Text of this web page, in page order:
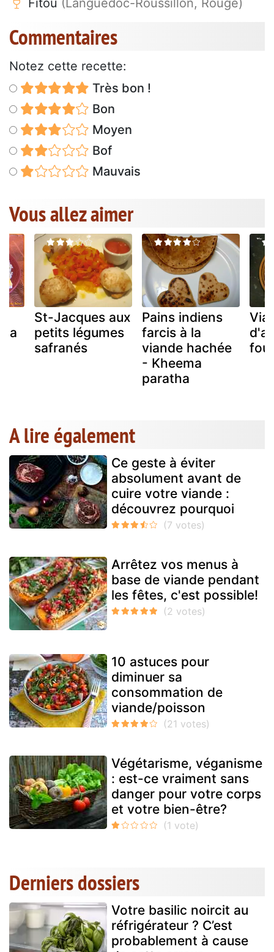
Fitou (Languedoc-Roussillon, Rouge)
Commentaires
Notez cette recette:
Très bon !
Bon
Moyen
Bof
Mauvais
Vous allez aimer
la
St-Jacques aux
petits légumes
safranés
Pains indiens
farcis à la
viande hachée
- Kheema
paratha
A lire également
Ce geste à éviter
absolument avant de
cuire votre viande :
découvrez pourquoi
Arrêtez vos menus à
base de viande pendant
les fêtes, c'est possible!
10 astuces pour
diminuer sa
consommation de
viande/poisson
Végétarisme, véganisme
: est-ce vraiment sans
danger pour votre corps
et votre bien-être?
Derniers dossiers
Votre basilic noircit au
réfrigérateur ? C’est
probablement à cause